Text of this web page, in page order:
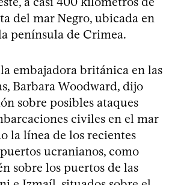
del mar Negro, ubicada en
península de Crimea.
embajadora británica en las
Barbara Woodward, dijo
sobre posibles ataques
civiles en el mar
la línea de los recientes
ucranianos, como
sobre los puertos de las